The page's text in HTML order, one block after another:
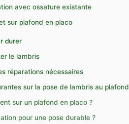
avec ossature existante
sur plafond en placo
durer
le lambris
réparations nécessaires
sur la pose de lambris au plafond
sur un plafond en placo ?
pour une pose durable ?